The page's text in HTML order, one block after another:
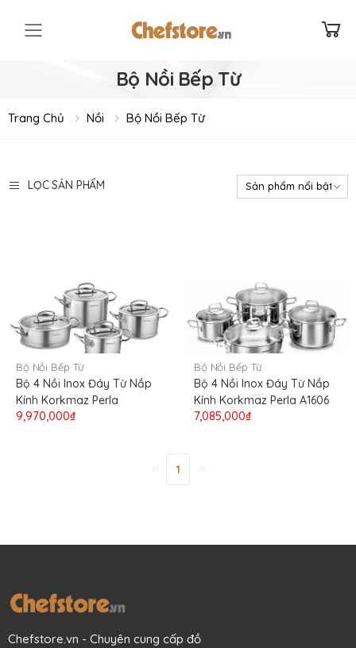
Toggle mobile menu
Bộ Nồi Bếp Từ
Trang Chủ Nồi Bộ Nồi Bếp Từ
LỌC SẢN PHẨM
Bộ Nồi Bếp Từ
Bộ 4 Nồi Inox Đáy Từ Nắp
Kính Korkmaz Perla
9,970,000₫
Bộ Nồi Bếp Từ
Bộ 4 Nồi Inox Đáy Từ Nắp
Kính Korkmaz Perla A1606
7,085,000₫
1
Chefstore.vn - Chuyên cung cấp đồ